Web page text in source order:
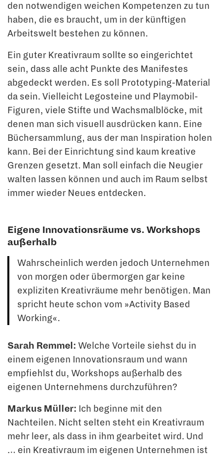
den notwendigen weichen Kompetenzen zu tun
haben, die es braucht, um in der künftigen
Arbeitswelt bestehen zu können.
Ein guter Kreativraum sollte so eingerichtet
sein, dass alle acht Punkte des Manifes­tes
abgedeckt werden. Es soll Prototyping-Material
da sein. Vielleicht Legosteine und Playmobil-
Figuren, viele Stifte und Wachsmalblöcke, mit
denen man sich visuell aus­drücken kann. Eine
Büchersammlung, aus der man Inspiration holen
kann. Bei der Einrichtung sind kaum kreative
Grenzen gesetzt. Man soll einfach die Neugier
walten lassen können und auch im Raum selbst
immer wieder Neues entdecken.
Eigene Innovationsräume vs. Workshops
außerhalb
Wahrscheinlich werden jedoch Unternehmen
von morgen oder übermorgen gar keine
expliziten Kreativräume mehr benötigen. Man
spricht heute schon vom »Activity Based
Working«.
Sarah Remmel: Welche Vorteile siehst du in
einem eigenen Innovationsraum und wann
empfiehlst du, Workshops außerhalb des
eigenen Unternehmens durchzufüh­ren?
Markus Müller: Ich beginne mit den
Nachteilen. Nicht selten steht ein Kreativraum
mehr leer, als dass in ihm gearbeitet wird. Und
… ein Kreativraum im eigenen Unter­nehmen ist